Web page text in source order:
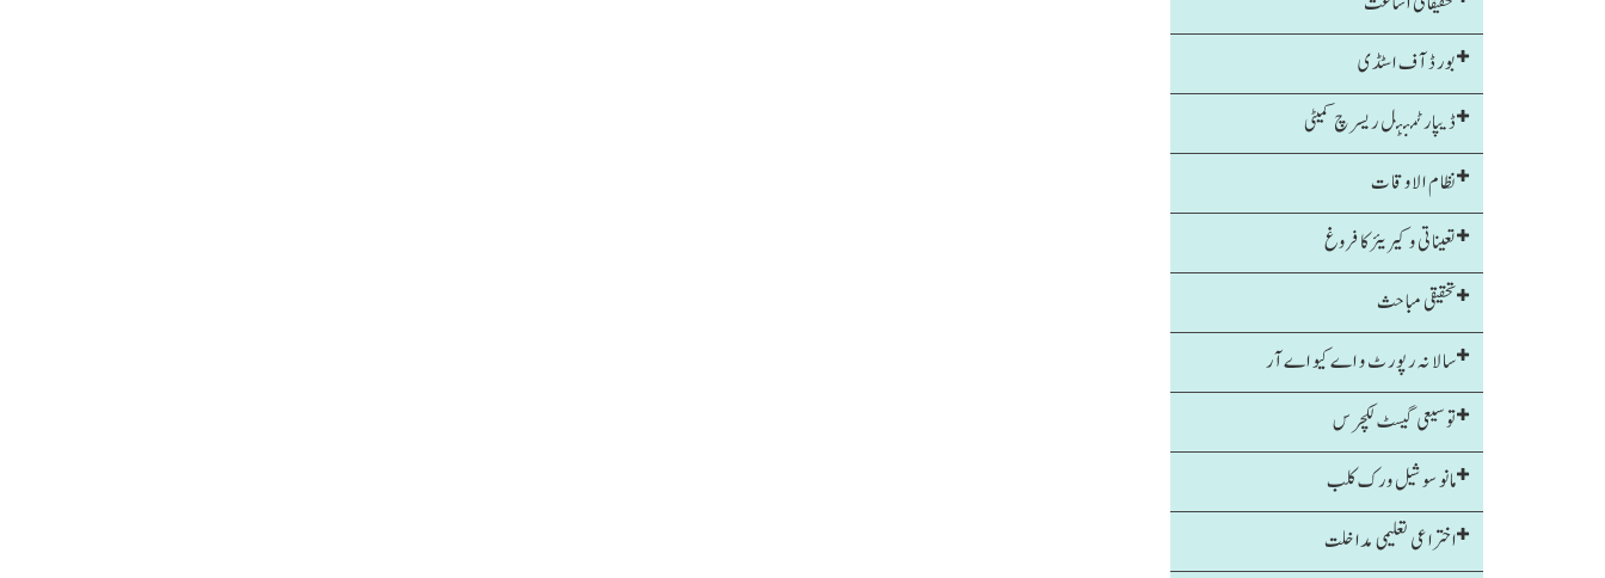
بورڈ آف اسٹڈی
ڈیپارٹمنٹل ریسرچ کمیٹی
نظام الاوقات
تعیناتی و کیریئر کا فروغ
تحقیقی مباحث
سالا نہ رپورٹ و اے کیو اے آر
توسیعی گیسٹ لکچرس
مانو سوشیل ورک کلب
اختراعی تعلیمی مداخلت